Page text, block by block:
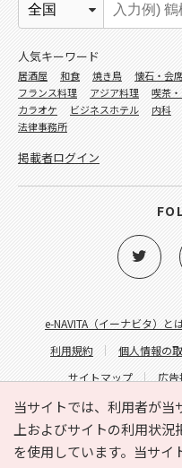
当サイトでは、利用者が
上およびサイトの利用状況
を使用しています。当サイ
e-NAVITA（イーナビタ）と
利用規約
個人情報の
サイトマップ
広
サイトの内
人気キーワード
居酒屋 和食 焼き鳥 懐石・会
フランス料理
アジア料理 喫茶
カラオケ
ビジネスホテル 内科
法律事務所
掲載者ログイン